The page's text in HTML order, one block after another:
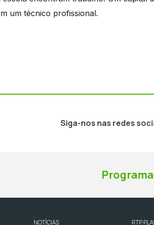
um técnico profissional.
Siga-nos nas redes
NOTÍCIAS RTP